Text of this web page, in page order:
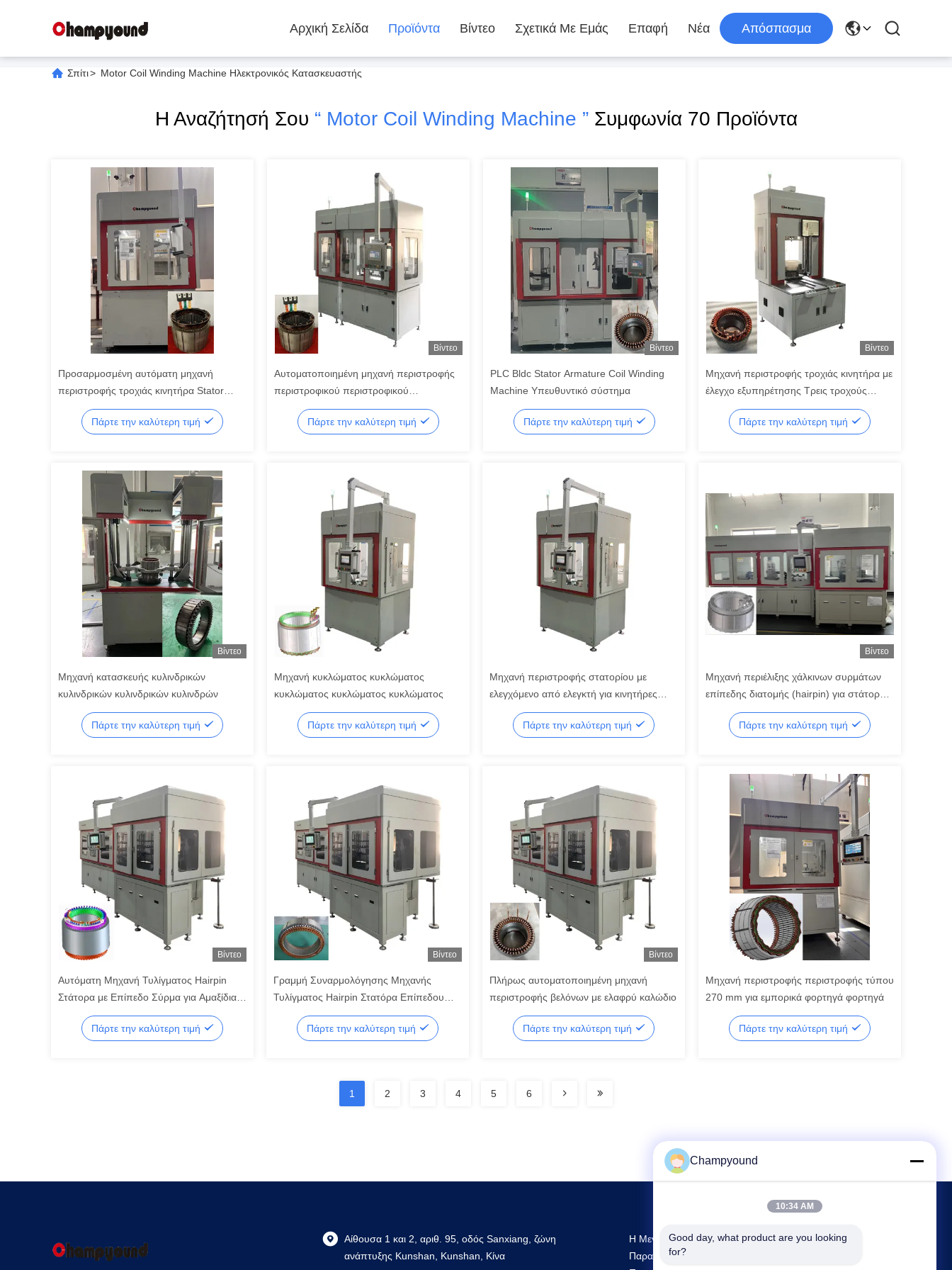
Αρχική Σελίδα Προϊόντα Βίντεο Σχετικά Με Εμάς Επαφή Νέα Απόσπασμα
Σπίτι> Motor Coil Winding Machine Ηλεκτρονικός Κατασκευαστής
Η Αναζήτησή Σου “ Motor Coil Winding Machine ”Συμφωνία 70 Προϊόντα
Προσαρμοσμένη αυτόματη μηχανή
περιστροφής τροχιάς κινητήρα Stator
Winder LCD οθόνη αφής
Πάρτε την καλύτερη τιμή
Βίντεο
Αυτοματοποιημένη μηχανή περιστροφής
περιστροφικού περιστροφικού
περιστροφικού περιστροφικού
μηχανήματοςΠάρτε την καλύτερη τιμή
Βίντεο
PLC Bldc Stator Armature Coil Winding
Machine Υπευθυντικό σύστημα
Πάρτε την καλύτερη τιμή
Βίντεο
Μηχανή περιστροφής τροχιάς κινητήρα με
έλεγχο εξυπηρέτησης Τρεις τροχούς
γραμμή στατήρα 50KN
Πάρτε την καλύτερη τιμή
Βίντεο
Μηχανή κατασκευής κυλινδρικών
κυλινδρικών κυλινδρικών κυλινδρών
Πάρτε την καλύτερη τιμή
Μηχανή κυκλώματος κυκλώματος
κυκλώματος κυκλώματος κυκλώματος
Πάρτε την καλύτερη τιμή
Μηχανή περιστροφής στατορίου με
ελεγχόμενο από ελεγκτή για κινητήρες
ανεμιστήρων με υψηλής ακρίβειας
περιστροφήΠάρτε την καλύτερη τιμή
Βίντεο
Μηχανή περιέλιξης χάλκινων συρμάτων
επίπεδης διατομής (hairpin) για στάτορα
7.5KW υψηλής ταχύτητας με
αυτοματοποιημένη ακρίβεια
Πάρτε την καλύτερη τιμή
Βίντεο
Αυτόματη Μηχανή Τυλίγματος Hairpin
Στάτορα με Επίπεδο Σύρμα για Αμαξίδια
Γκολφ Υψηλής Ακρίβειας
Πάρτε την καλύτερη τιμή
Βίντεο
Γραμμή Συναρμολόγησης Μηχανής
Τυλίγματος Hairpin Στατόρα Επίπεδου
Σύρματος ODM για Κινητήρες EV
Πάρτε την καλύτερη τιμή
Βίντεο
Πλήρως αυτοματοποιημένη μηχανή
περιστροφής βελόνων με ελαφρύ καλώδιο
Πάρτε την καλύτερη τιμή
Μηχανή περιστροφής περιστροφής τύπου
270 mm για εμπορικά φορτηγά φορτηγά
Πάρτε την καλύτερη τιμή
1 2 3 4 5 6
Αίθουσα 1 και 2, αριθ. 95, οδός Sanxiang, ζώνη
ανάπτυξης Kunshan, Kunshan, Κίνα
Η Μεγαλύτερη Έρευνα Και Ανάπτυξη Και
Παραγωγή Hairpin Winding Machine
Champyound
10:34 AM
Good day, what product are you looking
for?